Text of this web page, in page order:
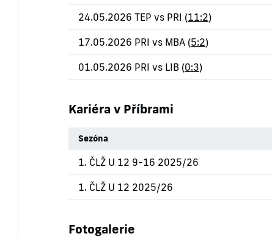
24.05.2026 TEP vs PRI (11:2)
17.05.2026 PRI vs MBA (5:2)
01.05.2026 PRI vs LIB (0:3)
Kariéra v Příbrami
Sezóna
1. ČLŽ U 12 9-16 2025/26
1. ČLŽ U 12 2025/26
Fotogalerie